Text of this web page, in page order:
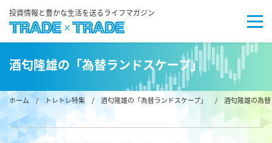
投資情報と豊かな生活を送るライフマガジン
酒匂隆雄の「為替ランドスケープ」
ホーム/ トレトレ特集 / 酒匂隆雄の「為替ランドスケープ」 / 酒匂隆雄の為替